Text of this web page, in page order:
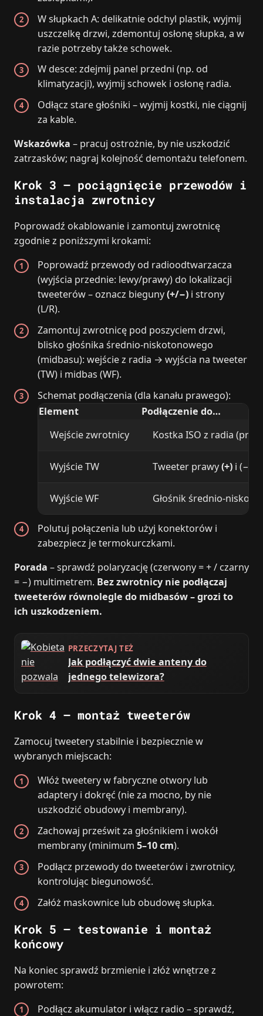
W słupkach A: delikatnie odchyl plastik, wyjmij
uszczelkę drzwi, zdemontuj osłonę słupka, a w
razie potrzeby także schowek.
W desce: zdejmij panel przedni (np. od
klimatyzacji), wyjmij schowek i osłonę radia.
Odłącz stare głośniki – wyjmij kostki, nie ciągnij
za kable.
Wskazówka – pracuj ostrożnie, by nie uszkodzić
zatrzasków; nagraj kolejność demontażu telefonem.
Krok 3 – pociągnięcie przewodów i
instalacja zwrotnicy
Poprowadź okablowanie i zamontuj zwrotnicę
zgodnie z poniższymi krokami:
Poprowadź przewody od radioodtwarzacza
(wyjścia przednie: lewy/prawy) do lokalizacji
tweeterów – oznacz bieguny(+/−) i strony
(L/R).
Zamontuj zwrotnicę pod poszyciem drzwi,
blisko głośnika średnio-niskotonowego
(midbasu): wejście z radia → wyjścia na tweeter
(TW) i midbas (WF).
Schemat podłączenia (dla kanału prawego):
Element
Podłączenie do…
Wejście zwrotnicy
Kostka ISO z radia
Wyjście TW Tweeter prawy(+) i (−)
Wyjście WF Głośnik średnio-
Polutuj połączenia lub użyj konektorów i
zabezpiecz je termokurczkami.
Porada – sprawdź polaryzację (czerwony = + / czarny
= −) multimetrem. Bez zwrotnicy nie podłączaj
tweeterów równolegle do midbasów – grozi to
ich uszkodzeniem.
PRZECZYTAJ TEŻ
Jak podłączyć dwie anteny do
jednego telewizora?
Krok 4 – montaż tweeterów
Zamocuj tweetery stabilnie i bezpiecznie w
wybranych miejscach:
Włóż tweetery w fabryczne otwory lub
adaptery i dokręć (nie za mocno, by nie
uszkodzić obudowy i membrany).
Zachowaj prześwit za głośnikiem i wokół
membrany (minimum5–10 cm).
Podłącz przewody do tweeterów i zwrotnicy,
kontrolując biegunowość.
Załóż maskownice lub obudowę słupka.
Krok 5 – testowanie i montaż
końcowy
Na koniec sprawdź brzmienie i złóż wnętrze z
powrotem:
Podłącz akumulator i włącz radio – sprawdź,